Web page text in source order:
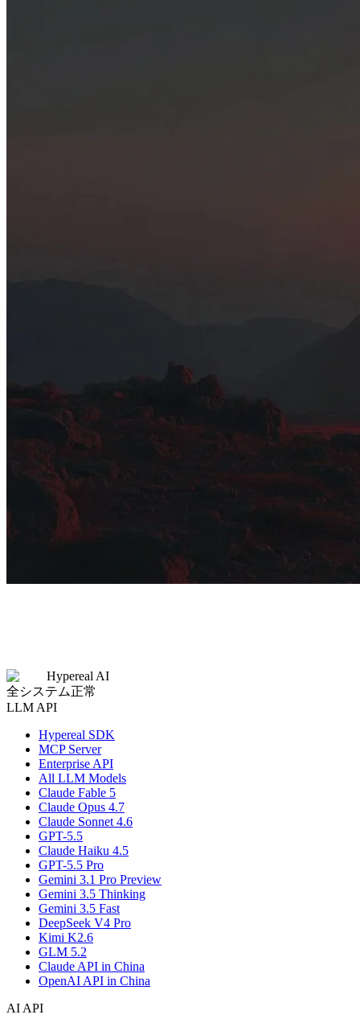
Hypereal AI
全システム正常
LLM API
Hypereal SDK
MCP Server
Enterprise API
All LLM Models
Claude Fable 5
Claude Opus 4.7
Claude Sonnet 4.6
GPT-5.5
Claude Haiku 4.5
GPT-5.5 Pro
Gemini 3.1 Pro Preview
Gemini 3.5 Thinking
Gemini 3.5 Fast
DeepSeek V4 Pro
Kimi K2.6
GLM 5.2
Claude API in China
OpenAI API in China
AI API